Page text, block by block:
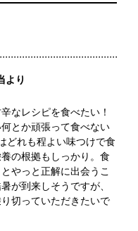
より
なレシピを食べたい！
とか頑張って食べない
れも程よい味つけで食
の根拠もしっかり。食
やっと正解に出会うこ
が到来しそうですが、
切っていただきたいで